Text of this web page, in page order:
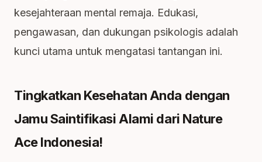
kesejahteraan mental remaja. Edukasi,
pengawasan, dan dukungan psikologis adalah
kunci utama untuk mengatasi tantangan ini.
Tingkatkan Kesehatan Anda dengan
Jamu Saintifikasi Alami dari Nature
Ace Indonesia!